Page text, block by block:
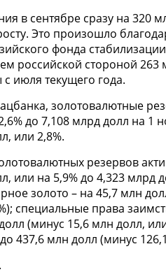
в сентябре сразу на 320
Это произошло
фонда
российской стороной
июля текущего года.
золотовалютные
до 7,108 млрд долл на 1
или 2,8%.
резервов
или на 5,9% до 4,323 млрд
золото – на 45,7 млн
специальные права
(минус 15,6 млн долл,
437,6 млн долл (минус